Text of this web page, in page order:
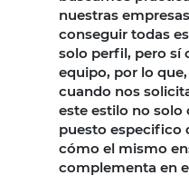
nuestras
conseguir todas
solo perfil, pero sí
equipo, por lo
cuando nos
este estilo no solo
puesto especifico
cómo el mismo
complementa en